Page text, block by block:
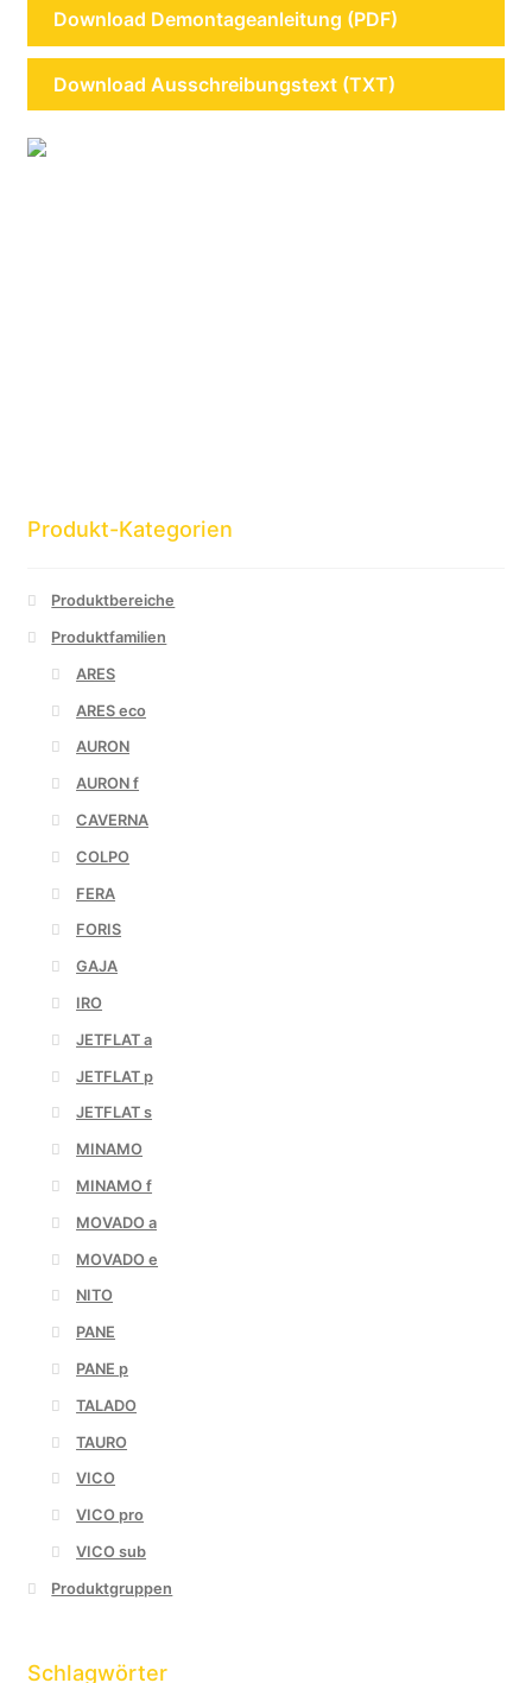
Download Demontageanleitung (PDF)
Download Ausschreibungstext (TXT)
Produkt-Kategorien
Produktbereiche
Produktfamilien
ARES
ARES eco
AURON
AURON f
CAVERNA
COLPO
FERA
FORIS
GAJA
IRO
JETFLAT a
JETFLAT p
JETFLAT s
MINAMO
MINAMO f
MOVADO a
MOVADO e
NITO
PANE
PANE p
TALADO
TAURO
VICO
VICO pro
VICO sub
Produktgruppen
Schlagwörter